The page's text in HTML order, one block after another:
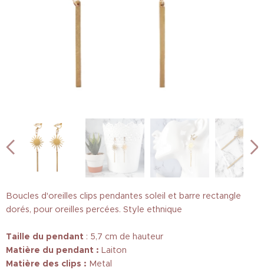
Boucles d'oreilles clips pendantes soleil et barre rectangle
dorés, pour oreilles percées. Style ethnique
Taille du pendant : 5,7 cm de hauteur
Matière du pendant : Laiton
Matière des clips : Metal